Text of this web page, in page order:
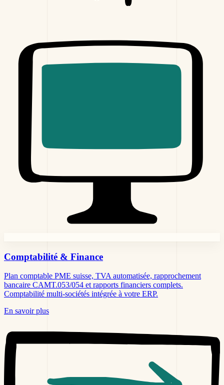
Comptabilité & Finance
Plan comptable PME suisse, TVA automatisée, rapprochement
bancaire CAMT.053/054 et rapports financiers complets.
Comptabilité multi-sociétés intégrée à votre ERP.
En savoir plus